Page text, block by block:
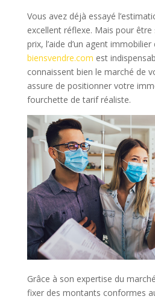
Vous avez déjà essayé
excellent réflexe. Mais pour être
prix, l’aide d’un agent
biensvendre.com est
connaissent bien le marché de
assure de positionner votre
fourchette de tarif réaliste.
Grâce à son expertise du
fixer des montants conformes